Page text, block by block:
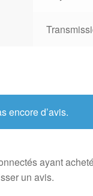
encore d’avis.
ayant
un avis.